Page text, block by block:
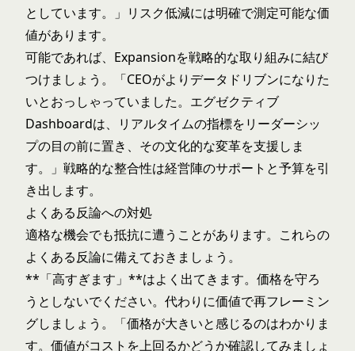
としています。」リスク低減には明確で測定可能な価
値があります。
可能であれば、Expansionを戦略的な取り組みに結び
つけましょう。「CEOがよりデータドリブンになりた
いとおっしゃっていました。エグゼクティブ
Dashboardは、リアルタイムの指標をリーダーシッ
プの目の前に置き、その文化的な変革を支援しま
す。」戦略的な整合性は経営陣のサポートと予算を引
き出します。
よくある反論への対処
適格な機会でも抵抗に遭うことがあります。これらの
よくある反論に備えておきましょう。
**「高すぎます」**はよく出てきます。価格を守ろ
うとしないでください。代わりに価値で再フレーミン
グしましょう。「価格が大きいと感じるのはわかりま
す。価値がコストを上回るかどうか確認してみましょ